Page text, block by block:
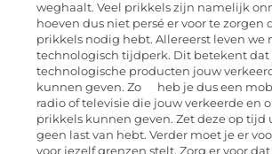
weghaalt. Veel prikkels zijn namelijk
hoeven dus niet persé er voor te zorgen
prikkels nodig hebt. Allereerst leven we
technologisch tijdperk. Dit betekent dat
technologische producten jouw
kunnen geven. Zo heb je dus een
radio of televisie die jouw verkeerde en
prikkels kunnen geven. Zet deze op tijd
geen last van hebt. Verder moet je er
voor jezelf grenzen stelt. Zorg er voor